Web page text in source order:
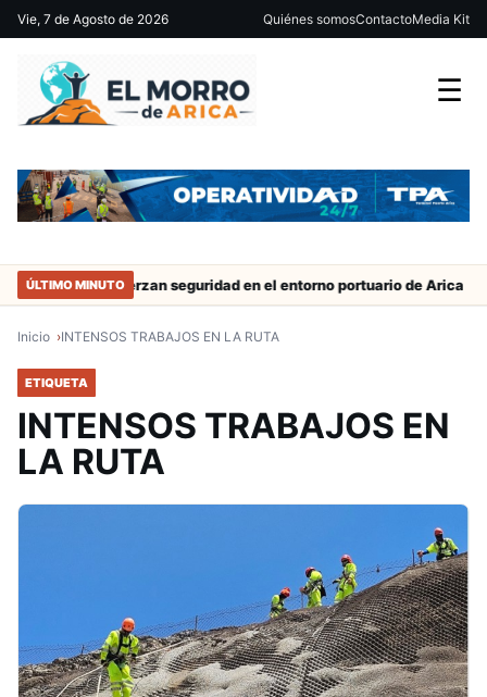
Vie, 7 de Agosto de 2026 Quiénes somosContactoMedia Kit
☰
ÚLTIMO MINUTORefuerzan seguridad en el entorno portuario de Arica
Inicio INTENSOS TRABAJOS EN LA RUTA
ETIQUETA
INTENSOS TRABAJOS EN
LA RUTA